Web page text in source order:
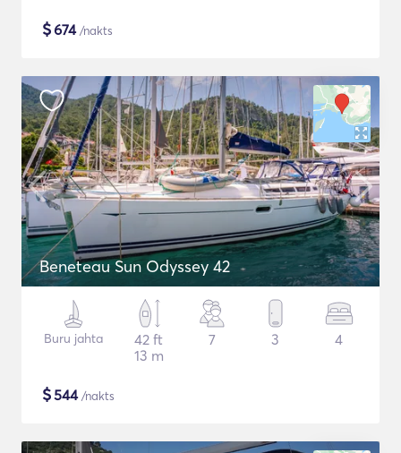
$674/nakts
Beneteau Sun Odyssey 42
Buru jahta
42 ft
13 m
7 3 4
$544/nakts